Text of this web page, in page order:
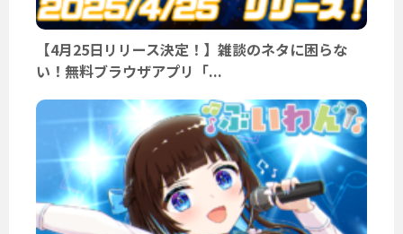
【4月25日リリース決定！】雑談のネタに困らな
い！無料ブラウザアプリ「...